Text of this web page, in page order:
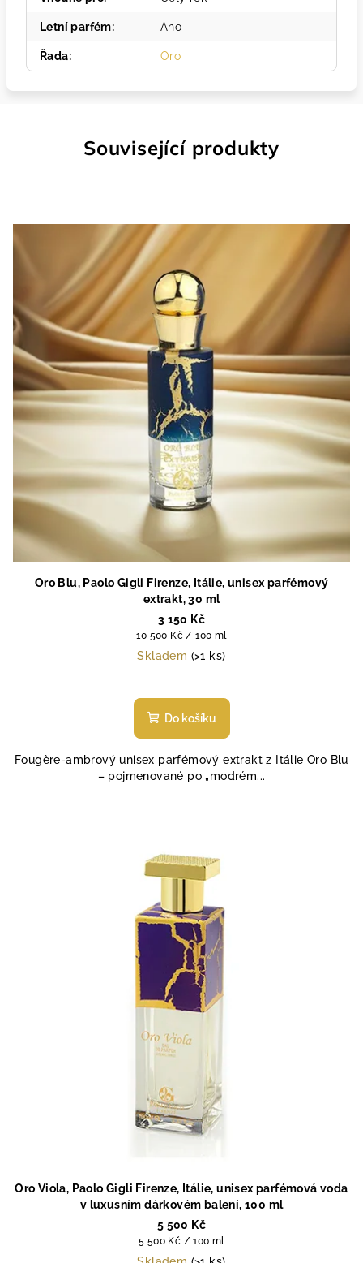
Letní parfém: Ano
Řada: Oro
Související produkty
Oro Blu, Paolo Gigli Firenze, Itálie, unisex parfémový
extrakt, 30 ml
3 150 Kč
Měrná
cena:
10 500 Kč / 100 ml
Skladem (>1 ks)
hodnocení
produktu
z
5
Do košíku
Fougère-ambrový unisex parfémový extrakt z Itálie Oro Blu
– pojmenované po „modrém...
Oro Viola, Paolo Gigli Firenze, Itálie, unisex parfémová voda
v luxusním dárkovém balení, 100 ml
5 500 Kč
Měrná
cena:
5 500 Kč / 100 ml